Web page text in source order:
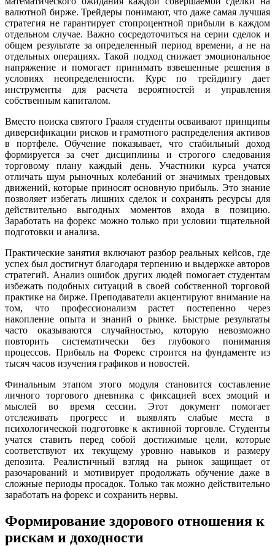
валютной бирже. Трейдеры понимают, что даже самая лучшая
стратегия не гарантирует стопроцентной прибыли в каждом
отдельном случае. Важно сосредоточиться на серии сделок и
общем результате за определенный период времени, а не на
отдельных операциях. Такой подход снижает эмоциональное
напряжение и помогает принимать взвешенные решения в
условиях неопределенности. Курс по трейдингу дает
инструменты для расчета вероятностей и управления
собственным капиталом.
Вместо поиска святого Грааля студенты осваивают принципы
диверсификации рисков и грамотного распределения активов
в портфеле. Обучение показывает, что стабильный доход
формируется за счет дисциплины и строгого следования
торговому плану каждый день. Участники курса учатся
отличать шум рыночных колебаний от значимых трендовых
движений, которые приносят основную прибыль. Это знание
позволяет избегать лишних сделок и сохранять ресурсы для
действительно выгодных моментов входа в позицию.
Заработать на форекс можно только при условии тщательной
подготовки и анализа.
Практические занятия включают разбор реальных кейсов, где
успех был достигнут благодаря терпению и выдержке авторов
стратегий. Анализ ошибок других людей помогает студентам
избежать подобных ситуаций в своей собственной торговой
практике на бирже. Преподаватели акцентируют внимание на
том, что профессионализм растет постепенно через
накопление опыта и знаний о рынке. Быстрые результаты
часто оказываются случайностью, которую невозможно
повторить систематически без глубокого понимания
процессов. Прибыль на Форекс строится на фундаменте из
тысяч часов изучения графиков и новостей.
Финальным этапом этого модуля становится составление
личного торгового дневника с фиксацией всех эмоций и
мыслей во время сессии. Этот документ помогает
отслеживать прогресс и выявлять слабые места в
психологической подготовке к активной торговле. Студенты
учатся ставить перед собой достижимые цели, которые
соответствуют их текущему уровню навыков и размеру
депозита. Реалистичный взгляд на рынок защищает от
разочарований и мотивирует продолжать обучение даже в
сложные периоды просадок. Только так можно действительно
заработать на форекс и сохранить нервы.
Формирование здорового отношения к
рискам и доходности